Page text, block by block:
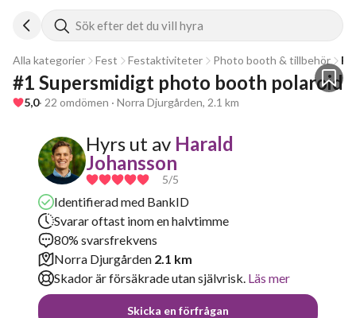
Sök efter det du vill hyra
Alla kategorier Fest Festaktiviteter Photo booth & tillbehör
#1 Supersmidigt photo booth polaroid
5,0· 22 omdömen · Norra Djurgården, 2.1 km
Hyrs ut av Harald
Johansson
5/5
Identifierad med BankID
Svarar oftast inom en halvtimme
80% svarsfrekvens
Norra Djurgården 2.1 km
Skador är försäkrade utan självrisk. Läs mer
Skicka en förfrågan